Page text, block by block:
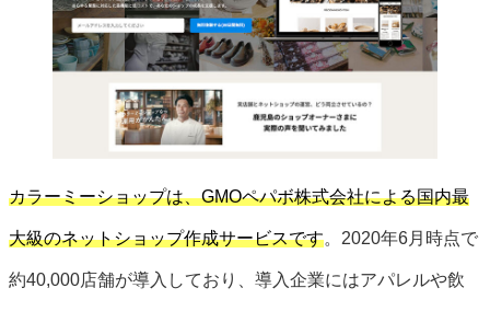
カラーミーショップは、GMOペパボ株式会社による国内最
大級のネットショップ作成サービスです。2020年6月時点で
約40,000店舗が導入しており、導入企業にはアパレルや飲